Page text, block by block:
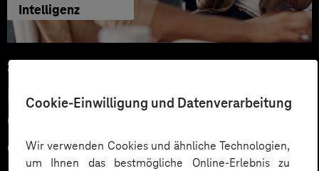
Cookie-Einwilligung und Datenverarbeitung
Wir verwenden Cookies und ähnliche Technologien,
um Ihnen das bestmögliche Online-Erlebnis zu
Intelligenz
29.06.2026
KI‑Agenten im HR: Konkrete Use
Cases, KPIs und Governance
entlang der Employee Journey